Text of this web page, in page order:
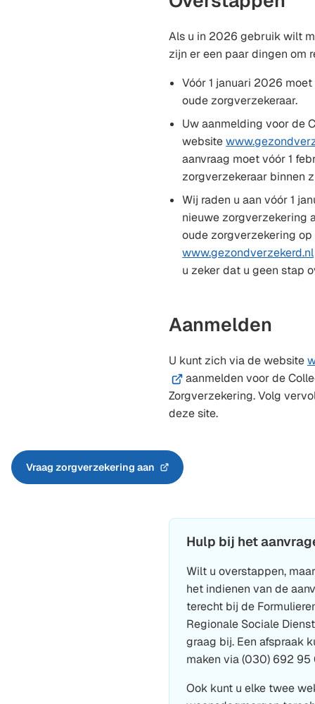
Als u in 2026 gebruik wilt
zijn er een paar dingen om
Vóór 1 januari 2026
oude zorgverzekeraar.
Uw aanmelding voor de
website
aanvraag moet vóór 1
zorgverzekeraar binnen
Wij raden u aan vóór 1
nieuwe zorgverzekering
oude zorgverzekering
www.gezondverzekerd.nl
u zeker dat u geen stap
Aanmelden
U kunt zich via de website
aanmelden voor de
Zorgverzekering. Volg
deze site.
Vraag zorgverzekering aan
(Verwijst
Hulp bij het
Wilt u overstappen,
het indienen van de
terecht bij de
Regionale Sociale
graag bij. Een afspraak
maken via (030) 692 95
Ook kunt u elke twee